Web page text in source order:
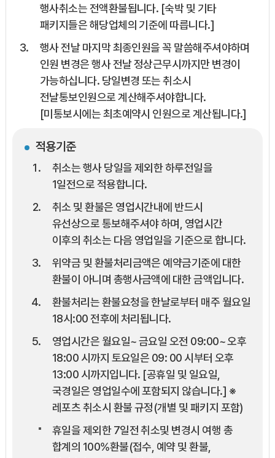
행사취소는 전액환불됩니다. [숙박 및 기타
패키지들은 해당업체의 기준에 따릅니다.]
행사 전날 마지막 최종인원을 꼭 말씀해주셔야하며
인원 변경은 행사 전날 정상근무시까지만 변경이
가능하십니다. 당일변경 또는 취소시
전날통보인원으로 계산해주셔야합니다.
[미통보시에는 최초예약시 인원으로 계산됩니다.]
적용기준
취소는 행사 당일을 제외한 하루전일을
1일전으로 적용합니다.
취소 및 환불은 영업시간내에 반드시
유선상으로 통보해주셔야 하며, 영업시간
이후의 취소는 다음 영업일을 기준으로 합니다.
위약금 및 환불처리금액은 예약금기준에 대한
환불이 아니며 총행사금액에 대한 금액입니다.
환불처리는 환불요청을 한날로부터 매주 월요일
18시:00 전후에 처리됩니다.
영업시간은 월요일~ 금요일 오전 09:00~ 오후
18:00 시까지 토요일은 09: 00 시부터 오후
13:00 시까지입니다. [공휴일 및 일요일,
국경일은 영업일수에 포함되지 않습니다.] ※
레포츠 취소시 환불 규정(개별 및 패키지 포함)
휴일을 제외한 7일전 취소및 변경시 여행 총
합계의 100%환불(접수, 예약 및 환불,